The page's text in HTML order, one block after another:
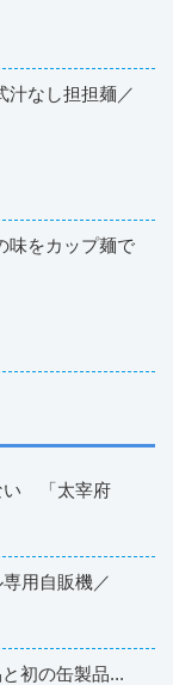
汁なし担担麺／
味をカップ麺で
い 「太宰府
用自販機／
初の缶製品...